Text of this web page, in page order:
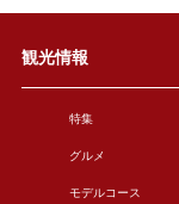
観光情報
特集
グルメ
モデルコース